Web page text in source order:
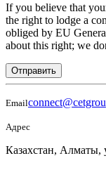
If you believe that
the right to lodge a
obliged by EU
about this right; we
Отправить
Email
Адрес
Казахстан, Алматы,